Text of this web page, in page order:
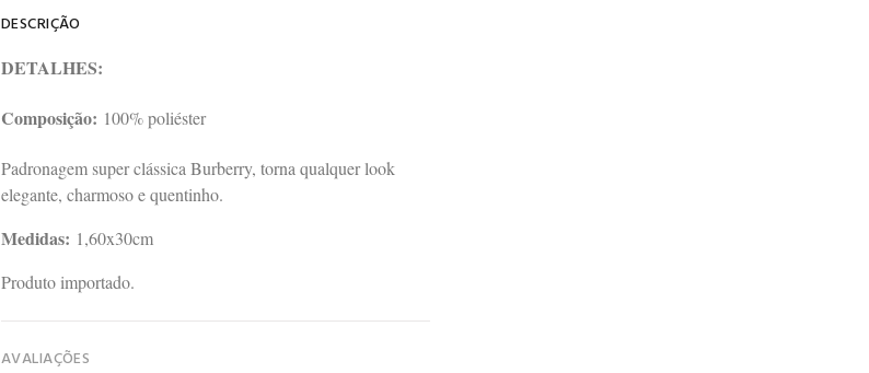
DESCRIÇÃO
DETALHES:
Composição: 100% poliéster
Padronagem super clássica Burberry, torna qualquer look
elegante, charmoso e quentinho.
Medidas: 1,60x30cm
Produto importado.
AVALIAÇÕES